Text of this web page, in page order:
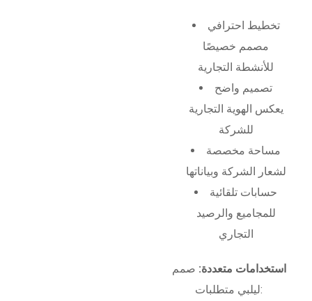
تخطيط احترافي
مصمم خصيصًا
للأنشطة التجارية
تصميم واضح
يعكس الهوية التجارية
للشركة
مساحة مخصصة
لشعار الشركة وبياناتها
حسابات تلقائية
للمجاميع والرصيد
التجاري
استخدامات متعددة: صمم
ليلبي متطلبات: